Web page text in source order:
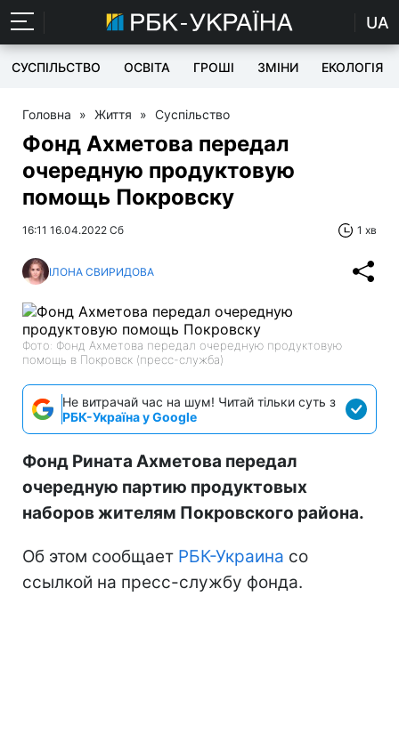
UA
СУСПІЛЬСТВО ОСВІТА ГРОШІ ЗМІНИ ЕКОЛОГІЯ
Головна » Життя » Суспільство
Фонд Ахметова передал
очередную продуктовую
помощь Покровску
16:11 16.04.2022 Сб 1 хв
ІЛОНА СВИРИДОВА
Фото: Фонд Ахметова передал очередную продуктовую
помощь в Покровск (пресс-служба)
Не витрачай час на шум! Читай тільки суть з
РБК-Україна у Google
Фонд Рината Ахметова передал
очередную партию продуктовых
наборов жителям Покровского района.
Об этом сообщает РБК-Украина со
ссылкой на пресс-службу фонда.